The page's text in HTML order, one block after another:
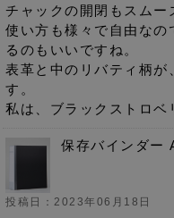
チャックの開閉もスムー
使い方も様々で自由な
るのもいいですね。
表革と中のリバティ柄が
す。
私は、ブラックストロベ
保存バインダー
投稿日：2023年06月18日